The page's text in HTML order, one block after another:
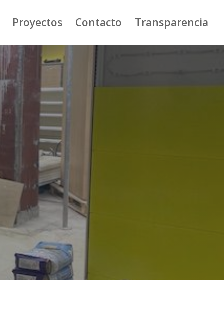
Proyectos Contacto Transparencia